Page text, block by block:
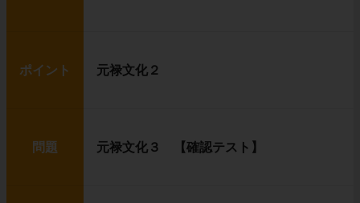
ポイント 元禄文化２
問題 元禄文化３ 【確認テスト】